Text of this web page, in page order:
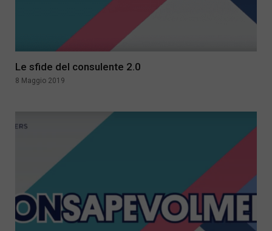
Le sfide del consulente 2.0
8 Maggio 2019